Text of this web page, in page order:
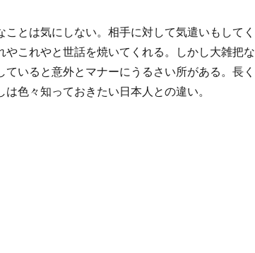
とは気にしない。相手に対して気遣いもしてく
やこれやと世話を焼いてくれる。しかし大雑把な
いると意外とマナーにうるさい所がある。長く
色々知っておきたい日本人との違い。